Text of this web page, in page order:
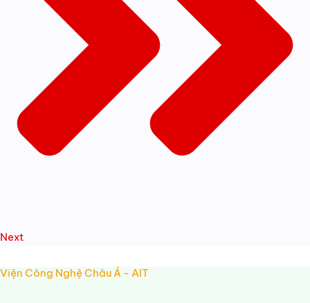
Next
Viện Công Nghệ Châu Á - AIT